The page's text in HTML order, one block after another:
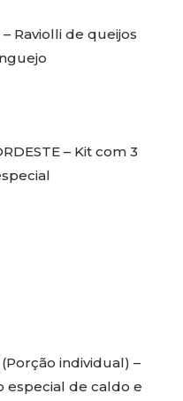
– Raviolli de queijos
– Kit com 3
(Porção individual) –
especial de caldo e